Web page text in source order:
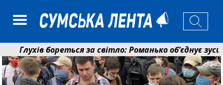
Глухів бореться за світло: Романько об’єднує
Пенсійний фонд Сумщини спрямував 0,2 млрд грн на